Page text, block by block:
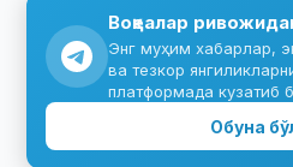
Воқеалар
Энг муҳим хабарлар,
ва тезкор
платформада кузатиб
Обуна